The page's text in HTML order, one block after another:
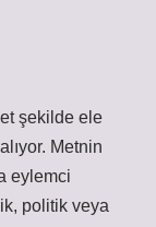
şekilde ele
Metnin
eylemci
politik veya